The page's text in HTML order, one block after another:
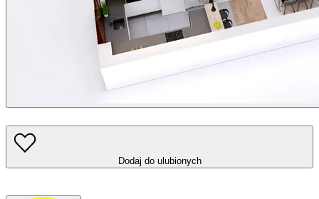
Dodaj do ulubionych